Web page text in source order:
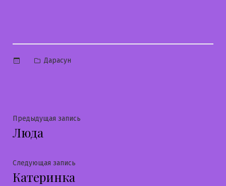
Опубликовано
Дарасун
Навигация
по
записям
Предыдущая запись
Люда
Следующая запись
Катеринка